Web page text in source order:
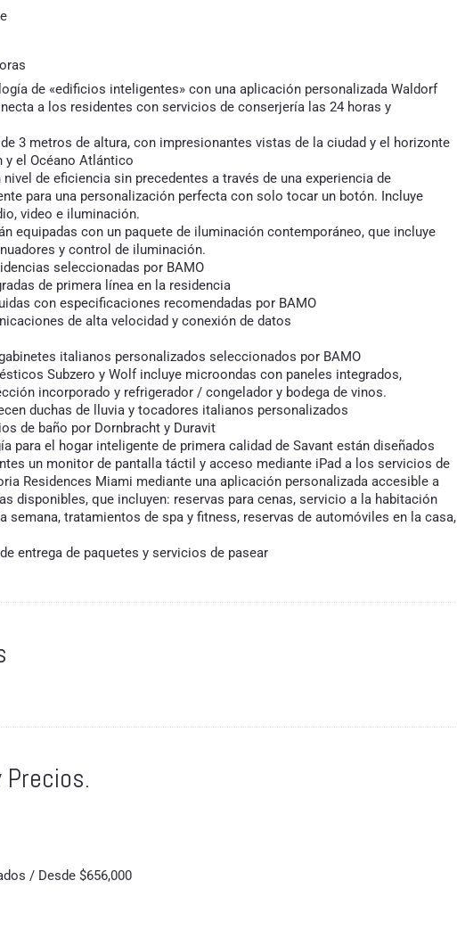
de «edificios inteligentes» con una aplicación personalizada Waldorf
a los residentes con servicios de conserjería las 24 horas y
3 metros de altura, con impresionantes vistas de la ciudad y el horizonte
y el Océano Atlántico
nivel de eficiencia sin precedentes a través de una experiencia de
para una personalización perfecta con solo tocar un botón. Incluye
video e iluminación.
equipadas con un paquete de iluminación contemporáneo, que incluye
y control de iluminación.
seleccionadas por BAMO
de primera línea en la residencia
con especificaciones recomendadas por BAMO
de alta velocidad y conexión de datos
italianos personalizados seleccionados por BAMO
Subzero y Wolf incluye microondas con paneles integrados,
incorporado y refrigerador / congelador y bodega de vinos.
duchas de lluvia y tocadores italianos personalizados
de baño por Dornbracht y Duravit
para el hogar inteligente de primera calidad de Savant están diseñados
un monitor de pantalla táctil y acceso mediante iPad a los servicios de
Residences Miami mediante una aplicación personalizada accesible a
disponibles, que incluyen: reservas para cenas, servicio a la habitación
semana, tratamientos de spa y fitness, reservas de automóviles en la casa,
entrega de paquetes y servicios de pasear
Precios.
/ Desde $656,000